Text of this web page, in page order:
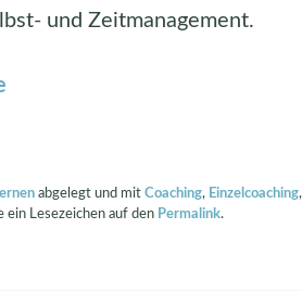
und Zeitmanagement.
abgelegt und mit Coaching, Einzelcoaching,
Lesezeichen auf den Permalink.